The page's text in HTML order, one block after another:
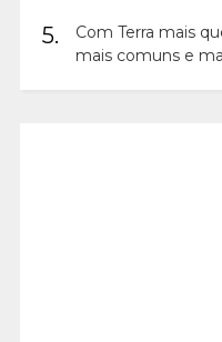
5.
Com Terra mais
mais comuns e